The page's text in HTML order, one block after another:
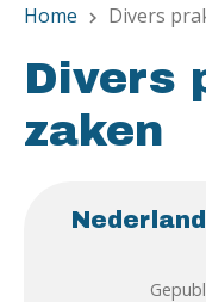
Home chevron_right Divers
Divers
zaken